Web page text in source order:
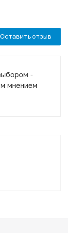
Оставить отзыв
-
мнением